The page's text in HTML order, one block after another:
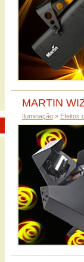
MARTIN
Iluminação» Efeitos